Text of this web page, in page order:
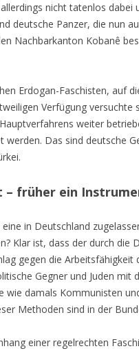
nicht tatenlos dabei
deutsche Panzer, die nun
Nachbarkanton Kobanê
Erdogan-Faschisten, auf
Verfügung versuchte
weiter
Das sind deutsche
früher ein
in Deutschland
Klar ist, dass der durch die
gegen die
Gegner und Juden mit
wie damals Kommunisten
Methoden sind in der
einer regelrechten